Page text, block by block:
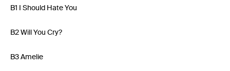
B1 I Should Hate You
B2 Will You Cry?
B3 Amelie